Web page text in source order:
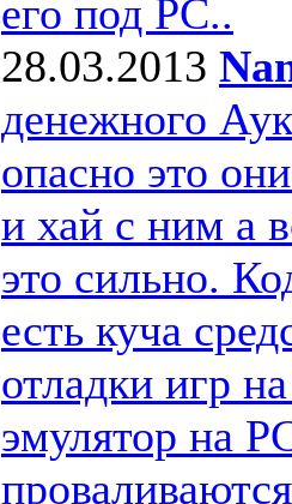
его под РС..
28.03.2013
денежного
опасно это
и хай с ним а
это сильно.
есть куча
отладки игр
эмулятор на